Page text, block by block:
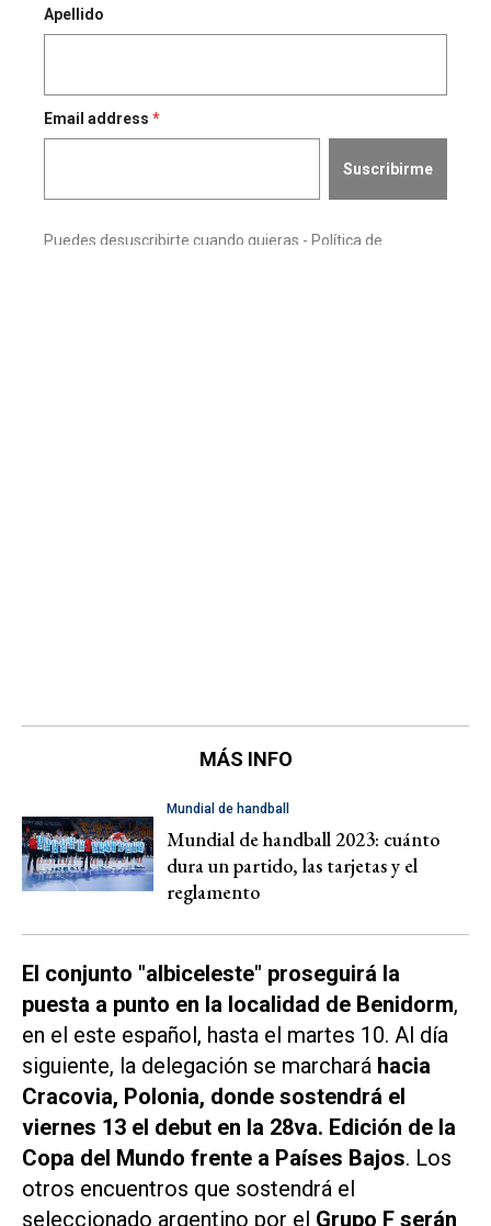
MÁS INFO
Mundial de handball
Mundial de handball 2023: cuánto
dura un partido, las tarjetas y el
reglamento
El conjunto "albiceleste" proseguirá la
puesta a punto en la localidad de Benidorm,
en el este español, hasta el martes 10. Al día
siguiente, la delegación se marchará hacia
Cracovia, Polonia, donde sostendrá el
viernes 13 el debut en la 28va. Edición de la
Copa del Mundo frente a Países Bajos. Los
otros encuentros que sostendrá el
seleccionado argentino por el Grupo F serán